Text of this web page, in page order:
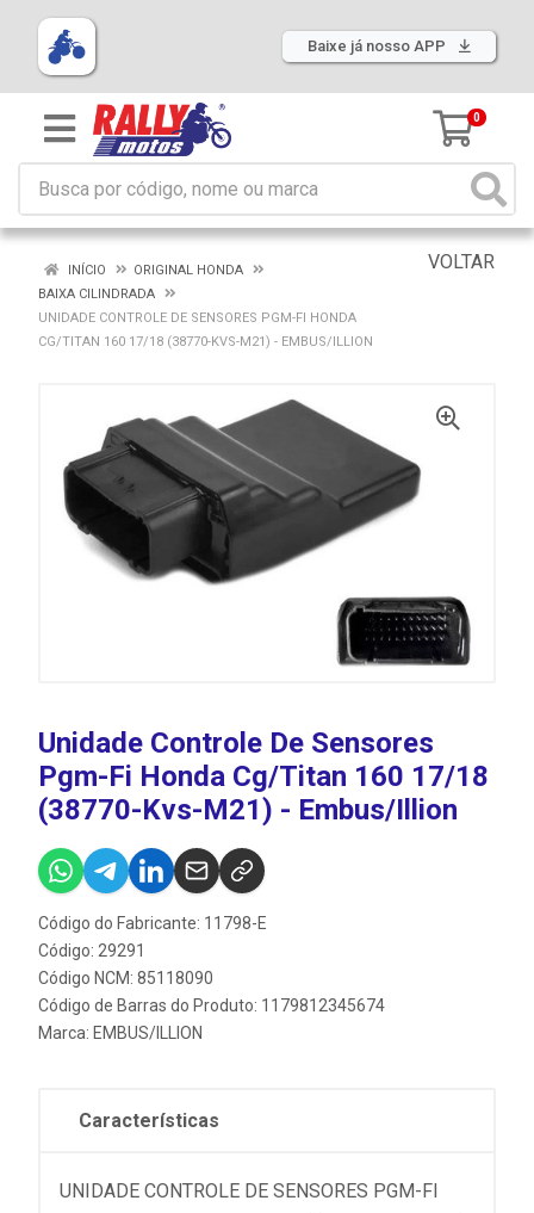
Baixe já nosso APP
0
VOLTAR
INÍCIO
ORIGINAL HONDA
BAIXA CILINDRADA
UNIDADE CONTROLE DE SENSORES PGM-FI HONDA
CG/TITAN 160 17/18 (38770-KVS-M21) - EMBUS/ILLION
Unidade Controle De Sensores
Pgm-Fi Honda Cg/Titan 160 17/18
(38770-Kvs-M21) - Embus/Illion
Código do Fabricante: 11798-E
Código: 29291
Código NCM: 85118090
Código de Barras do Produto: 1179812345674
Marca: EMBUS/ILLION
Características
UNIDADE CONTROLE DE SENSORES PGM-FI